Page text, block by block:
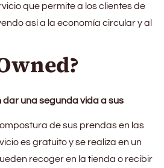
que permite a los clientes de
así a la economía circular y al
dar una segunda vida a sus
de sus prendas en las
es gratuito y se realiza en un
recoger en la tienda o recibir